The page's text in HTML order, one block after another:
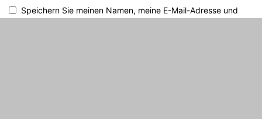
Speichern Sie meinen Namen, meine E-Mail-Adresse und